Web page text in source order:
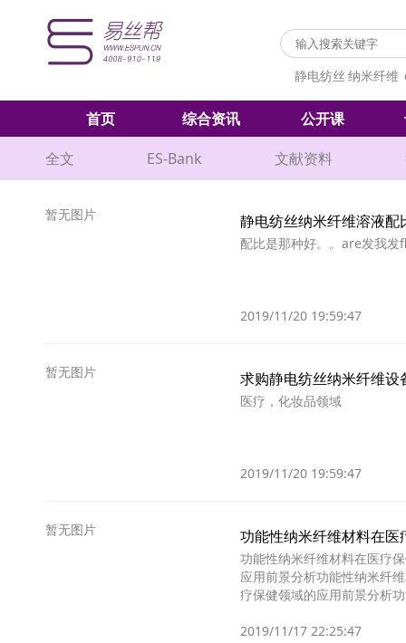
静电纺丝 纳米纤维
首页 综合资讯 公开课
全文
ES-Bank 文献资料
暂无图片 静电纺丝纳米纤维溶液配
配比是那种好。。are发我发
2019/11/20 19:59:47
暂无图片 求购静电纺丝纳米纤维设
医疗，化妆品领域
2019/11/20 19:59:47
暂无图片 功能性纳米纤维材料在
功能性纳米纤维材料在医疗
应用前景分析功能性纳米纤
疗保健领域的应用前景分析
2019/11/17 22:25:47